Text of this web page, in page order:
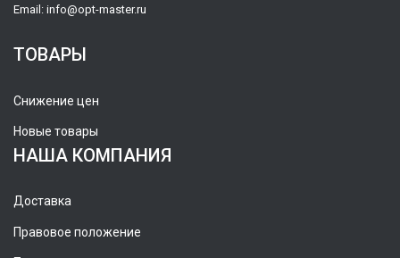
Email: info@opt-master.ru
ТОВАРЫ
Снижение цен
Новые товары
НАША КОМПАНИЯ
Доставка
Правовое положение